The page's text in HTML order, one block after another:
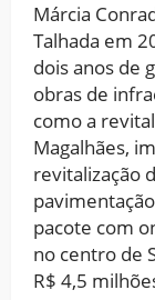
Márcia
Talhada em
dois anos de
obras de
como a
Magalhães,
revitalização
pacote com
no centro de
R$ 4,5